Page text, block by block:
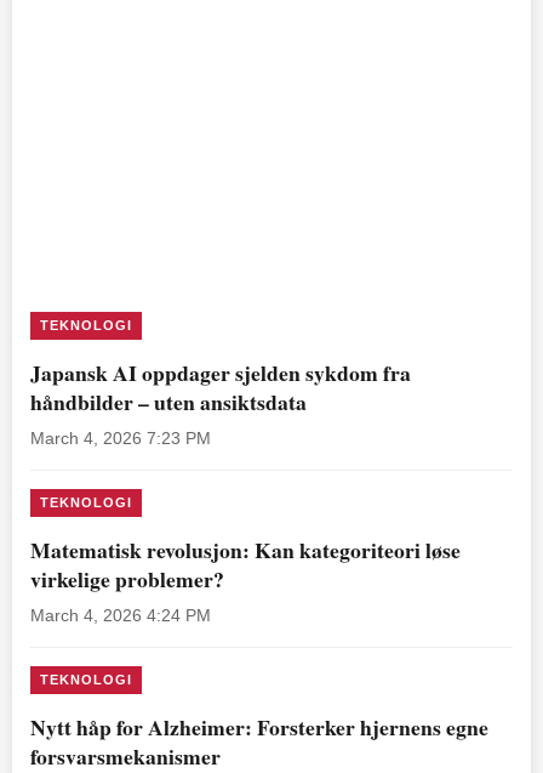
TEKNOLOGI
Japansk AI oppdager sjelden sykdom fra
håndbilder – uten ansiktsdata
March 4, 2026 7:23 PM
TEKNOLOGI
Matematisk revolusjon: Kan kategoriteori løse
virkelige problemer?
March 4, 2026 4:24 PM
TEKNOLOGI
Nytt håp for Alzheimer: Forsterker hjernens egne
forsvarsmekanismer